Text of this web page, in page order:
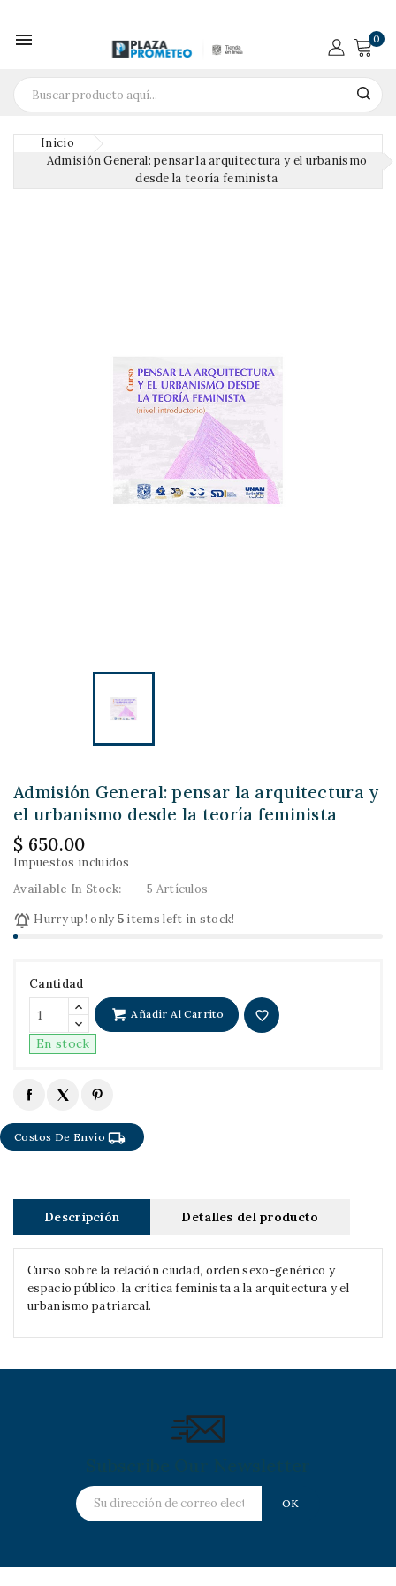
 0
Inicio
Admisión General: pensar la arquitectura y el urbanismo
desde la teoría feminista
Admisión General: pensar la arquitectura y
el urbanismo desde la teoría feminista
$ 650.00
Impuestos incluidos
Available In Stock:
5 Artículos
 Hurry up! only 5 items left in stock!
Cantidad
Añadir Al Carrito favorite_border
En stock
Costos De Envíolocal_shipping
Descripción Detalles del producto
Curso sobre la relación ciudad, orden sexo-genérico y
espacio público, la crítica feminista a la arquitectura y el
urbanismo patriarcal.